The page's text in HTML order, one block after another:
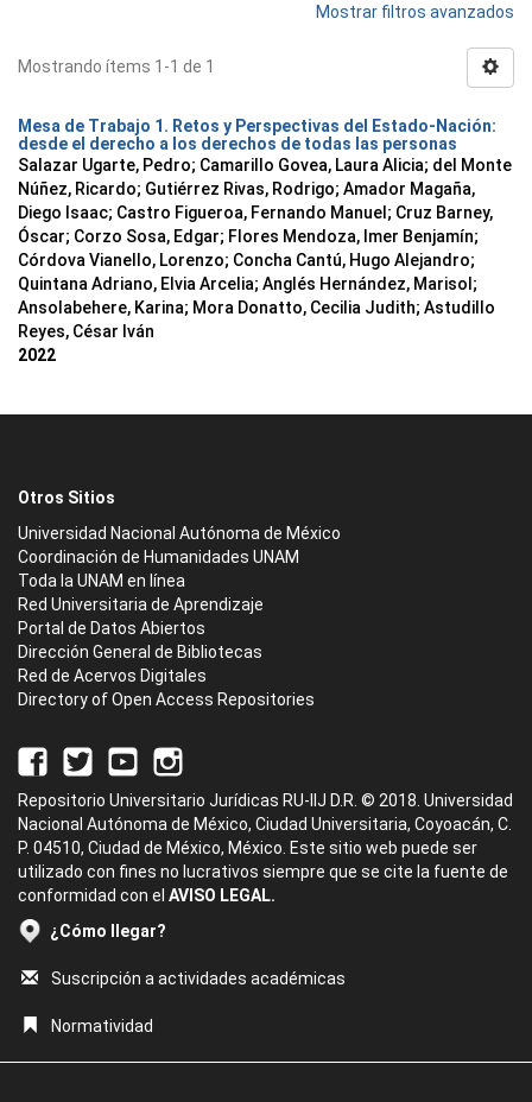
Mostrar filtros avanzados
Mostrando ítems 1-1 de 1
Mesa de Trabajo 1. Retos y Perspectivas del Estado-Nación:
desde el derecho a los derechos de todas las personas
Salazar Ugarte, Pedro; Camarillo Govea, Laura Alicia; del Monte
Núñez, Ricardo; Gutiérrez Rivas, Rodrigo; Amador Magaña,
Diego Isaac; Castro Figueroa, Fernando Manuel ; Cruz Barney,
Óscar; Corzo Sosa, Edgar; Flores Mendoza, Imer Benjamín;
Córdova Vianello, Lorenzo; Concha Cantú, Hugo Alejandro;
Quintana Adriano, Elvia Arcelia; Anglés Hernández, Marisol ;
Ansolabehere, Karina; Mora Donatto, Cecilia Judith; Astudillo
Reyes, César Iván
2022
Otros Sitios
Universidad Nacional Autónoma de México
Coordinación de Humanidades UNAM
Toda la UNAM en línea
Red Universitaria de Aprendizaje
Portal de Datos Abiertos
Dirección General de Bibliotecas
Red de Acervos Digitales
Directory of Open Access Repositories
Repositorio Universitario Jurídicas RU-IIJ D.R. © 2018. Universidad
Nacional Autónoma de México, Ciudad Universitaria, Coyoacán, C.
P. 04510, Ciudad de México, México. Este sitio web puede ser
utilizado con fines no lucrativos siempre que se cite la fuente de
conformidad con el AVISO LEGAL.
¿Cómo llegar?
Suscripción a actividades académicas
Normatividad